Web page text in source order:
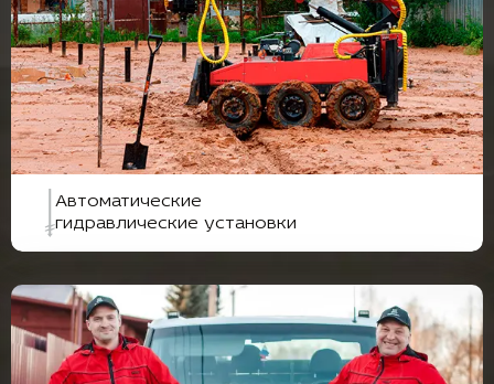
Автоматические
гидравлические установки